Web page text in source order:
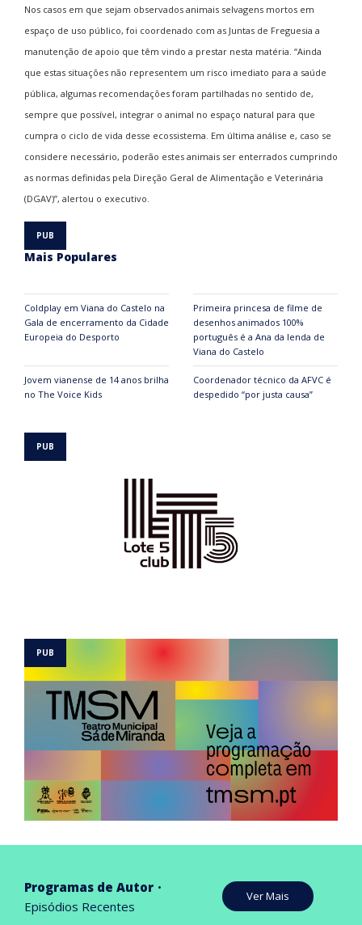
Nos casos em que sejam observados animais selvagens mortos em
espaço de uso público, foi coordenado com as Juntas de Freguesia a
manutenção de apoio que têm vindo a prestar nesta matéria. “Ainda
que estas situações não representem um risco imediato para a saúde
pública, algumas recomendações foram partilhadas no sentido de,
sempre que possível, integrar o animal no espaço natural para que
cumpra o ciclo de vida desse ecossistema. Em última análise e, caso se
considere necessário, poderão estes animais ser enterrados cumprindo
as normas definidas pela Direção Geral de Alimentação e Veterinária
(DGAV)”, alertou o executivo.
Mais Populares
Coldplay em Viana do Castelo na
Gala de encerramento da Cidade
Europeia do Desporto
Primeira princesa de filme de
desenhos animados 100%
português é a Ana da lenda de
Viana do Castelo
Jovem vianense de 14 anos brilha
no The Voice Kids
Coordenador técnico da AFVC é
despedido “por justa causa”
Programas de Autor
Episódios Recentes
Ver Mais